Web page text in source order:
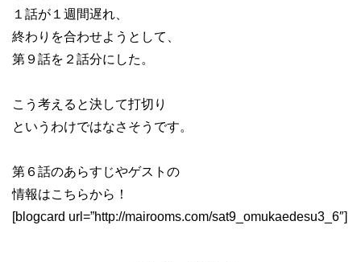
１話が１週間遅れ、
終わりを合わせようとして、
第９話を２話分にした。
こう考えると決して打切り
というわけではなさそうです。
第６話のあらすじやゲストの
情報はこちらから！
[blogcard url=”http://mairooms.com/sat9_omukaedesu3_6″]